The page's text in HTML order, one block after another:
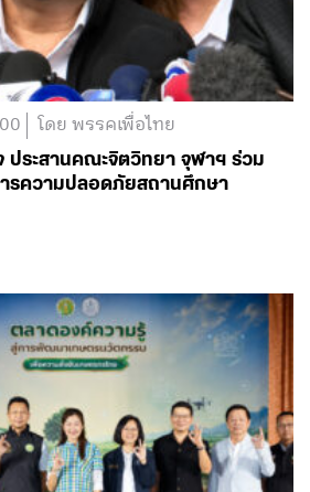
โดย พรรคเพื่อไทย
ประสานคณะจิตวิทยา จุฬาฯ ร่วม
รความปลอดภัยสถานศึกษา